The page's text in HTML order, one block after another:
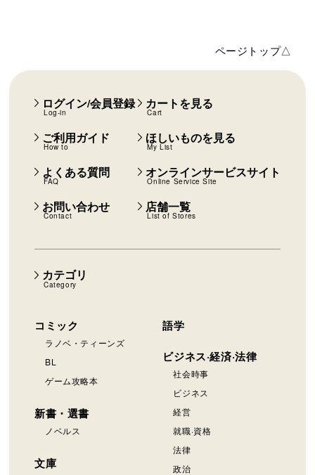
ページトップ△
カテゴリ
Category
コミック
ラノベ・ティーンズ
BL
ゲーム攻略本
新書・選書
ノベルス
文庫
語学
ビジネス·経済·法律
社会時事
ビジネス
経営
就職·資格
法律
政治
ログイン/会員登録
Log-in
カートを見る
Cart
ご利用ガイド
How to
ほしいものを見る
My List
よくある質問
FAQ
オンラインサービスサイト
Online Service Site
お問い合わせ
Contact
店舗一覧
List of Stores